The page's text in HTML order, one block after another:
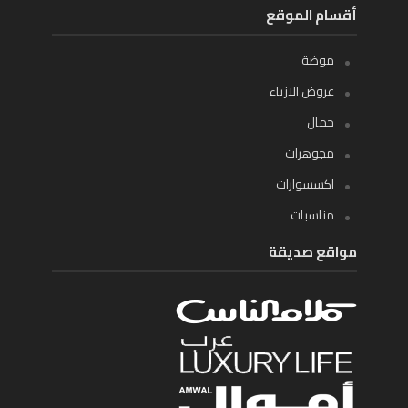
أقسام الموقع
موضة
عروض الازياء
جمال
مجوهرات
اكسسوارات
مناسبات
مواقع صديقة